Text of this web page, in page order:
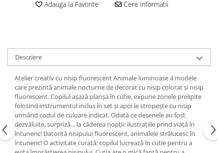
Adauga la Favorite Cere informatii
Descriere
Atelier creativ cu nisip fluorescent Animale luminoase 4 modele
care prezintă animale nocturne de decorat cu nisip colorat și nisip
fluorescent. Copilul așază planșa în cutie, expune zonele prelipite
folosind instrumentul inclus în set și apoi le stropește cu nisip
urmând codul de culoare indicat. Odată ce desenele au fost
dezvăluite, surpriză... la căderea nopții: ilustrațiile prind viață în
întuneric! Datorită nisipului fluorescent, animalele strălucesc în
întuneric! O activitate curată: copilul lucrează în cutie pentru a